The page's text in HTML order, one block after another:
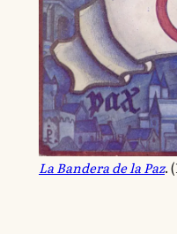
La Bandera de la Paz.